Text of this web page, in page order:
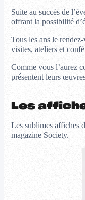
Suite au succès de
offrant la possibilité
Tous les ans le
visites, ateliers et
Comme vous l’aurez
présentent leurs
Les
Les sublimes affiches
magazine Society.